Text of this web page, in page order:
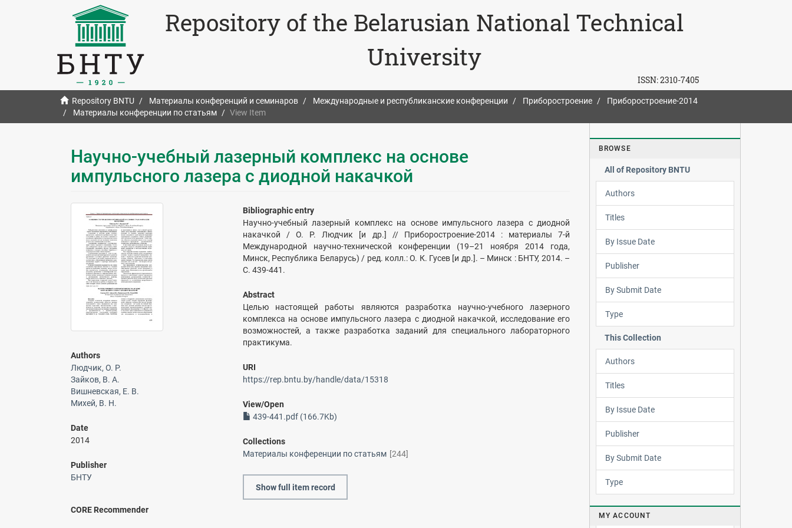
Repository of the Belarusian National Technical
University
ISSN:2310-7405
Repository BNTU Материалы конференций и семинаров Международные и республиканские конференции Приборостроение
Приборостроение-2014
Материалы конференции по статьям
View Item
Научно-учебный лазерный комплекс на основе
импульсного лазера с диодной накачкой
Authors
Людчик, О. Р.
Зайков, В. А.
Вишневская, Е. В.
Михей, В. Н.
Date
2014
Publisher
БНТУ
Bibliographic entry
Научно-учебный лазерный комплекс на основе импульсного лазера с диодной
накачкой / О. Р. Людчик [и др.] // Приборостроение-2014 : материалы 7-й
Международной научно-технической конференции (19–21 ноября 2014 года,
Минск, Республика Беларусь) / ред. колл.: О. К. Гусев [и др.]. – Минск : БНТУ, 2014. –
С. 439-441.
Abstract
Целью настоящей работы являются разработка научно-учебного лазерного
комплекса на основе импульсного лазера с диодной накачкой, исследование его
возможностей, а также разработка заданий для специального лабораторного
практикума.
URI
https://rep.bntu.by/handle/data/15318
View/Open
439-441.pdf (166.7Kb)
Collections
Материалы конференции по статьям [244]
Show full item record
CORE Recommender
BROWSE
All of Repository BNTU
Authors
Titles
By Issue Date
Publisher
By Submit Date
Type
This Collection
Authors
Titles
By Issue Date
Publisher
By Submit Date
Type
MY ACCOUNT